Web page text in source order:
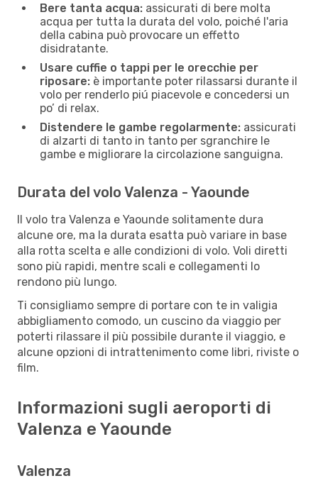
Bere tanta acqua: assicurati di bere molta
acqua per tutta la durata del volo, poiché l'aria
della cabina può provocare un effetto
disidratante.
Usare cuffie o tappi per le orecchie per
riposare: è importante poter rilassarsi durante il
volo per renderlo piú piacevole e concedersi un
po’ di relax.
Distendere le gambe regolarmente: assicurati
di alzarti di tanto in tanto per sgranchire le
gambe e migliorare la circolazione sanguigna.
Durata del volo Valenza - Yaounde
Il volo tra Valenza e Yaounde solitamente dura
alcune ore, ma la durata esatta può variare in base
alla rotta scelta e alle condizioni di volo. Voli diretti
sono più rapidi, mentre scali e collegamenti lo
rendono più lungo.
Ti consigliamo sempre di portare con te in valigia
abbigliamento comodo, un cuscino da viaggio per
poterti rilassare il più possibile durante il viaggio, e
alcune opzioni di intrattenimento come libri, riviste o
film.
Informazioni sugli aeroporti di
Valenza e Yaounde
Valenza